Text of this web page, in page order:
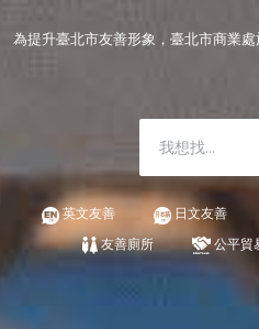
為提升臺北市友善形象，臺北市商業
英文友善 日文友善
友善廁所
公平貿